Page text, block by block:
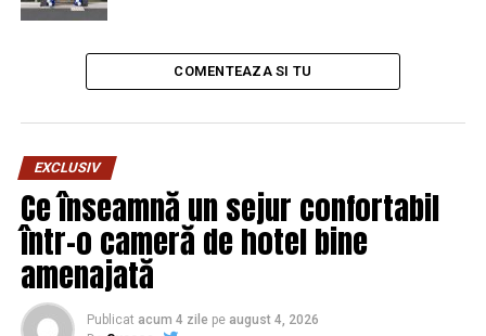
De ce DNA intervine în acest scandal de corupție cu o
întîrziere de nouă ani? – Comisarul de Prahova
EXPLOZIV/Hellvig, racolat de Maior!/ Eduard Hellvig,
„mana moarta” a lui Iohannis in sistem – Comisarul de
Prahova
COMENTEAZA SI TU
EXCLUSIV
Ce înseamnă un sejur confortabil
într-o cameră de hotel bine
amenajată
Publicat acum 4 zile pe august 4, 2026